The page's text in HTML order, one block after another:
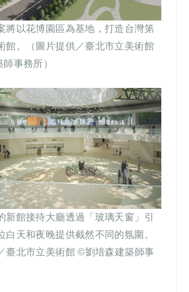
將以花博園區為基地，打造台灣第
館。
（圖片提供／臺北市立美術館
師事務所）
新館接待大廳透過「玻璃天窗」引
白天和夜晚提供截然不同的氛圍。
臺北市立美術館 ©劉培森建築師事